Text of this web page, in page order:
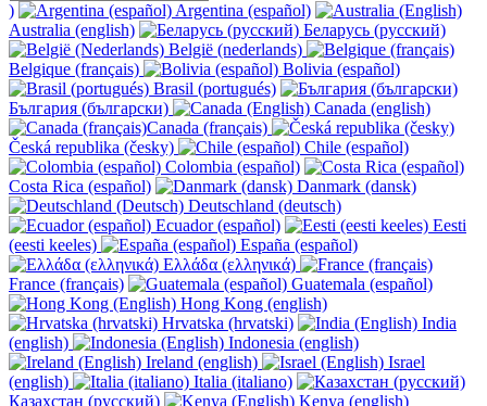
)
Argentina (español)
Australia (english)
Беларусь (русский)
België (nederlands)
Belgique (français)
Bolivia (español)
Brasil (portugués)
България (български)
Canada (english)
Canada (français)
Česká republika (česky)
Chile (español)
Colombia (español)
Costa Rica (español)
Danmark (dansk)
Deutschland (deutsch)
Ecuador (español)
Eesti
(eesti keeles)
España (español)
Ελλάδα (ελληνικά)
France (français)
Guatemala (español)
Hong Kong (english)
Hrvatska (hrvatski)
India
(english)
Indonesia (english)
Ireland (english)
Israel
(english)
Italia (italiano)
Казахстан (русский)
Kenya (english)